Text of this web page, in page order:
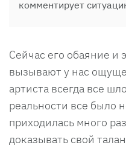
комментирует
Сейчас его обаяние и
вызывают у нас
артиста всегда все
реальности все было
приходилась много
доказывать свой